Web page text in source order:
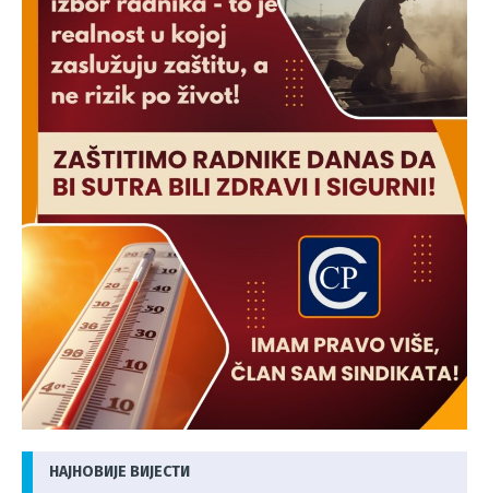
НАЈНОВИЈЕ ВИЈЕСТИ